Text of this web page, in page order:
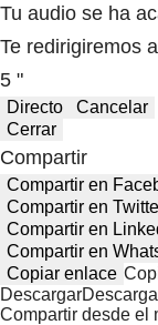
Tu audio se ha
Te redirigiremos
5 "
Directo
Cancelar
Cerrar
Compartir
Compartir en
Compartir en
Compartir en
Compartir en
Copiar enlace
Descargar
Compartir desde el